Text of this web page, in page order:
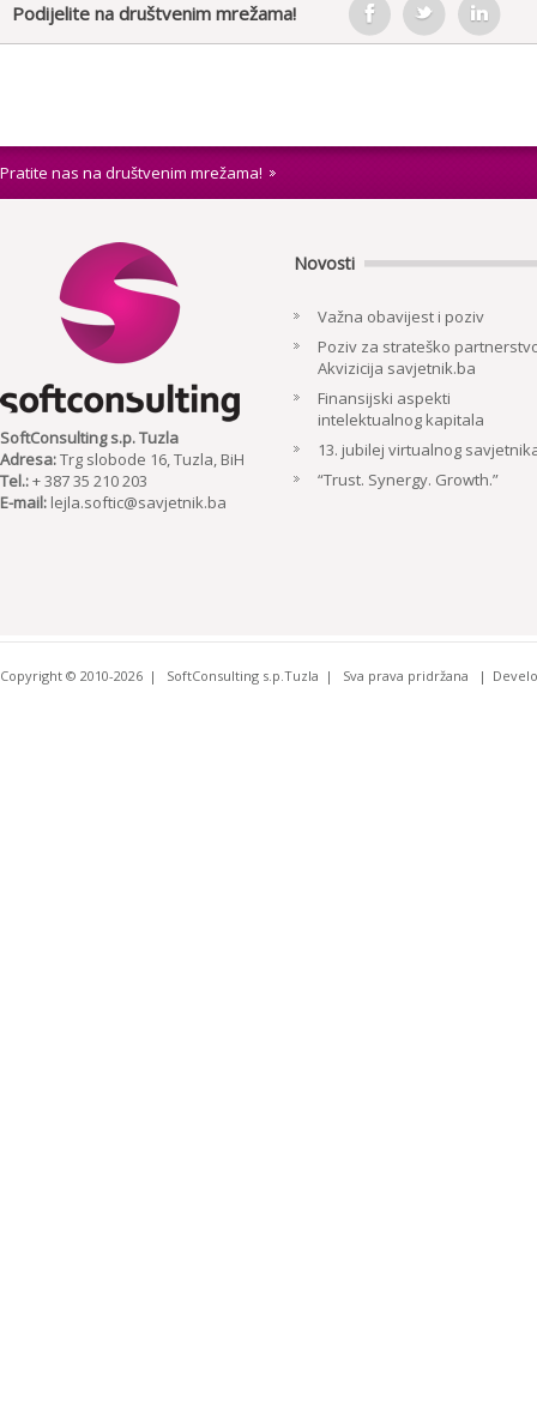
Podijelite na društvenim mrežama!
Pratite nas na društvenim mrežama!
SoftConsulting s.p. Tuzla
Adresa:Trg slobode 16, Tuzla, BiH
Tel.:+ 387 35 210 203
E-mail: lejla.softic@savjetnik.ba
Novosti
Važna obavijest i poziv
Poziv za strateško
Akvizicija savjetnik.ba
Finansijski aspekti
intelektualnog kapitala
13. jubilej virtualnog
“Trust. Synergy. Growth.”
Copyright © 2010-2026 SoftConsulting s.p.Tuzla Sva prava pridržana